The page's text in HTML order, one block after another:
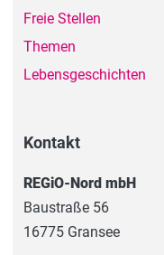
Freie Stellen
Themen
Lebensgeschichten
Kontakt
REGiO-Nord mbH
Baustraße 56
16775 Gransee